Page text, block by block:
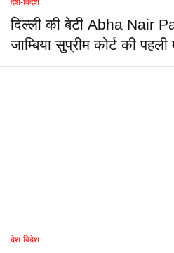
देश-विदेश
दिल्ली की बेटी Abha Nair
जाम्बिया सुप्रीम कोर्ट की
देश-विदेश